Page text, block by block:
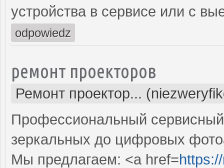
устройства в сервисе или с
odpowiedz
ремонт проекторов
Ремонт проектор...
Профессиональный
зеркальных до цифровых
Мы предлагаем: <a href=